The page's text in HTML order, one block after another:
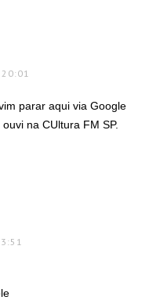
20:01
parar aqui via Google
na CUltura FM SP.